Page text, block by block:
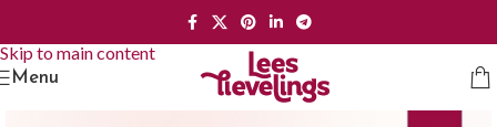
Skip to main content
Menu